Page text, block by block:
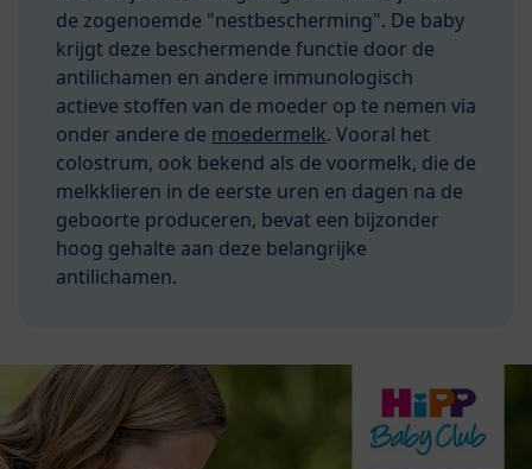
de zogenoemde "nestbescherming". De baby
krijgt deze beschermende functie door de
antilichamen en andere immunologisch
actieve stoffen van de moeder op te nemen via
onder andere de moedermelk. Vooral het
colostrum, ook bekend als de voormelk, die de
melkklieren in de eerste uren en dagen na de
geboorte produceren, bevat een bijzonder
hoog gehalte aan deze belangrijke
antilichamen.